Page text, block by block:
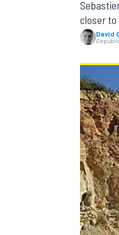
MOTOGP
closer to
David